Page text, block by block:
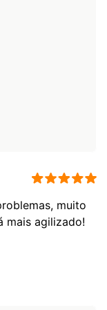
muito
mais agilizado!